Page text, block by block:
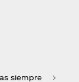
siempre